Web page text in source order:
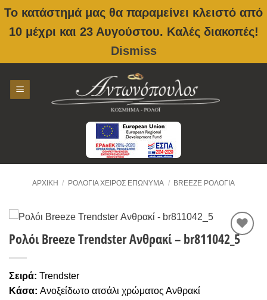
Το κατάστημά μας θα παραμείνει κλειστό από
10 μέχρι και 23 Αυγούστου. Καλές διακοπές!
Dismiss
content
ΑΡΧΙΚΉ / ΡΟΛΌΓΙΑ ΧΕΙΡΌΣ ΕΠΏΝΥΜΑ / BREEZE ΡΟΛΌΓΙΑ
Προσθήκη
Ρολόι Breeze Trendster Ανθρακί – br811042_5
Σειρά: Trendster
Κάσα: Ανοξείδωτο ατσάλι χρώματος Ανθρακί